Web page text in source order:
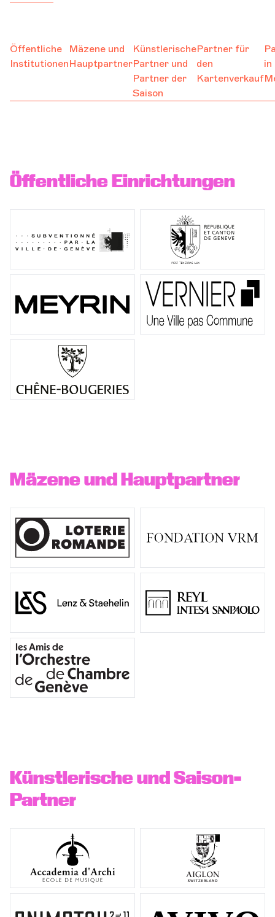
Öffentliche
Institutionen
Mäzene und
Hauptpartner
Künstlerische
Partner und
Partner der
Saison
Partner für
den
Kartenverkauf
in
Öffentliche Einrichtungen
Mäzene und Hauptpartner
Künstlerische und Saison-
Partner
DIE OCG
Pro-Bereich